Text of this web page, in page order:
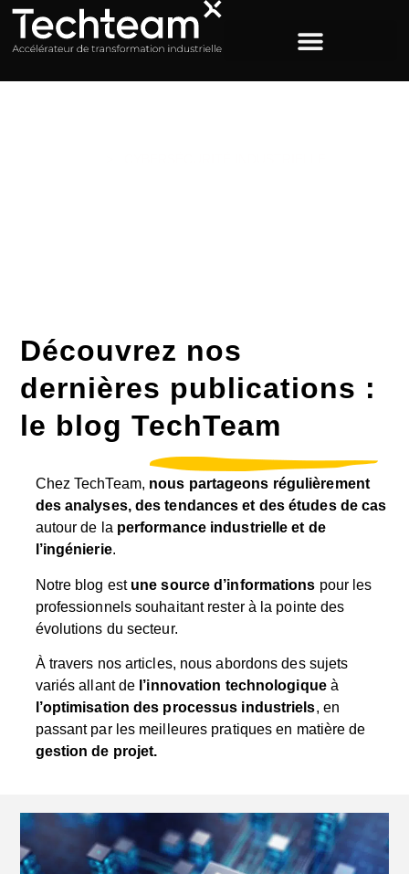
Découvrez nos
dernières publications :
le blog TechTeam
Chez TechTeam, nous partageons régulièrement
des analyses, des tendances et des études de cas
autour de la performance industrielle et de
l’ingénierie.
Notre blog est une source d’informations pour les
professionnels souhaitant rester à la pointe des
évolutions du secteur.
À travers nos articles, nous abordons des sujets
variés allant de l’innovation technologiqueà
l’optimisation des processus industriels, en
passant par les meilleures pratiques en matière de
gestion de projet.